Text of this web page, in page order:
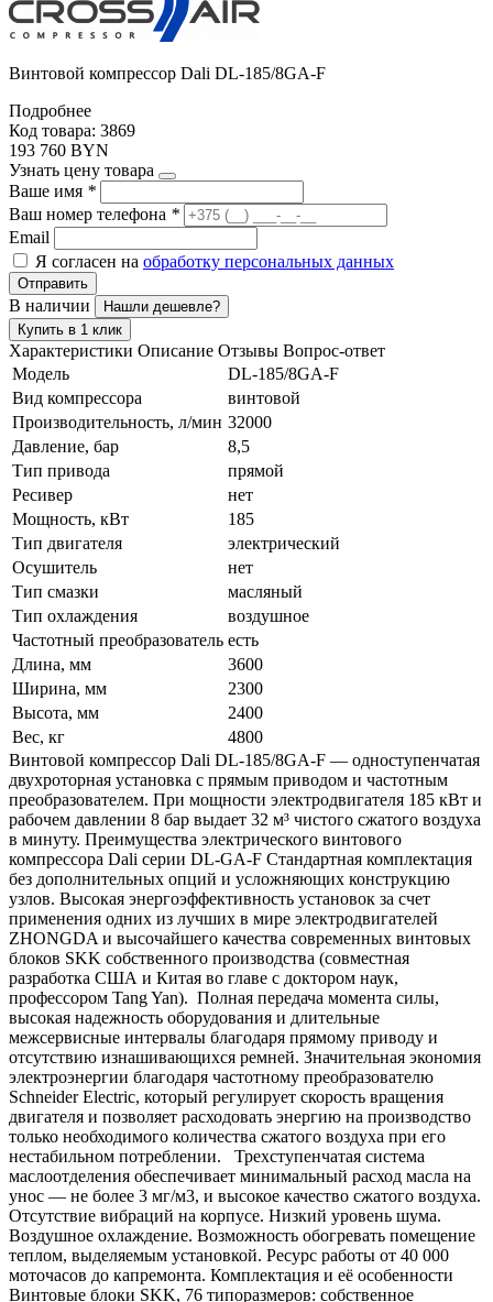
Винтовой компрессор Dali DL-185/8GA-F
Подробнее
Код товара: 3869
193 760 BYN
Узнать цену товара
Ваше имя *
Ваш номер телефона *
Email
Я согласен на обработку персональных данных
Отправить
В наличии
Нашли дешевле?
Купить в 1 клик
Характеристики Описание Отзывы Вопрос-ответ
Модель
DL-185/8GA-F
Вид компрессора
винтовой
Производительность, л/мин 32000
Давление, бар
8,5
Тип привода
прямой
Ресивер
нет
Мощность, кВт
185
Тип двигателя
электрический
Осушитель
нет
Тип смазки
масляный
Тип охлаждения
воздушное
Частотный преобразователь есть
Длина, мм
3600
Ширина, мм
2300
Высота, мм
2400
Вес, кг
4800
Винтовой компрессор Dali DL-185/8GA-F — одноступенчатая
двухроторная установка с прямым приводом и частотным
преобразователем. При мощности электродвигателя 185 кВт и
рабочем давлении 8 бар выдает 32 м³ чистого сжатого воздуха
в минуту. Преимущества электрического винтового
компрессора Dali серии DL-GA-F Стандартная комплектация
без дополнительных опций и усложняющих конструкцию
узлов. Высокая энергоэффективность установок за счет
применения одних из лучших в мире электродвигателей
ZHONGDA и высочайшего качества современных винтовых
блоков SKK собственного производства (совместная
разработка США и Китая во главе с доктором наук,
профессором Tang Yan). Полная передача момента силы,
высокая надежность оборудования и длительные
межсервисные интервалы благодаря прямому приводу и
отсутствию изнашивающихся ремней. Значительная экономия
электроэнергии благодаря частотному преобразователю
Schneider Electric, который регулирует скорость вращения
двигателя и позволяет расходовать энергию на производство
только необходимого количества сжатого воздуха при его
нестабильном потреблении. Трехступенчатая система
маслоотделения обеспечивает минимальный расход масла на
унос — не более 3 мг/м3, и высокое качество сжатого воздуха.
Отсутствие вибраций на корпусе. Низкий уровень шума.
Воздушное охлаждение. Возможность обогревать помещение
теплом, выделяемым установкой. Ресурс работы от 40 000
моточасов до капремонта. Комплектация и её особенности
Винтовые блоки SKK, 76 типоразмеров: собственное